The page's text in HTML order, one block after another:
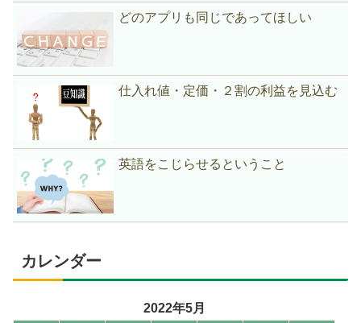
どのアプリも同じであってほしい
仕入れ値・定価・２割の利益を見込む
英語をこじらせるということ
カレンダー
2022年5月